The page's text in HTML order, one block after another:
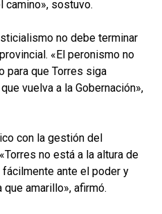
camino», sostuvo.
no debe terminar
«El peronismo no
para que Torres siga
vuelva a la Gobernación»,
con la gestión del
no está a la altura de
ante el poder y
amarillo», afirmó.